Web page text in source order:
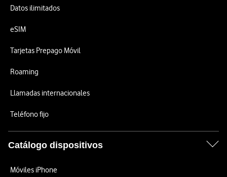
Datos ilimitados
eSIM
Tarjetas Prepago Móvil
Roaming
Llamadas internacionales
Teléfono fijo
Catálogo dispositivos
Móviles iPhone